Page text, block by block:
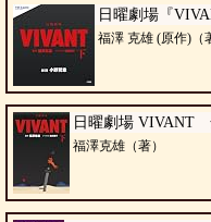
日曜劇場『
福澤 克雄 (原作)（
日曜劇場 VIVANT
福澤克雄（著）